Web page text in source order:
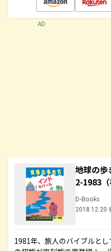
地球の歩
2-1983（
D-Books
2018.12.20
1981年、旅人のバイブルと
AD